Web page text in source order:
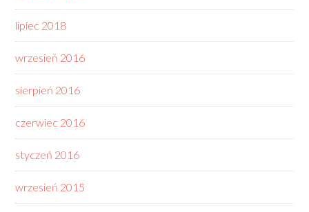
lipiec 2018
wrzesień 2016
sierpień 2016
czerwiec 2016
styczeń 2016
wrzesień 2015